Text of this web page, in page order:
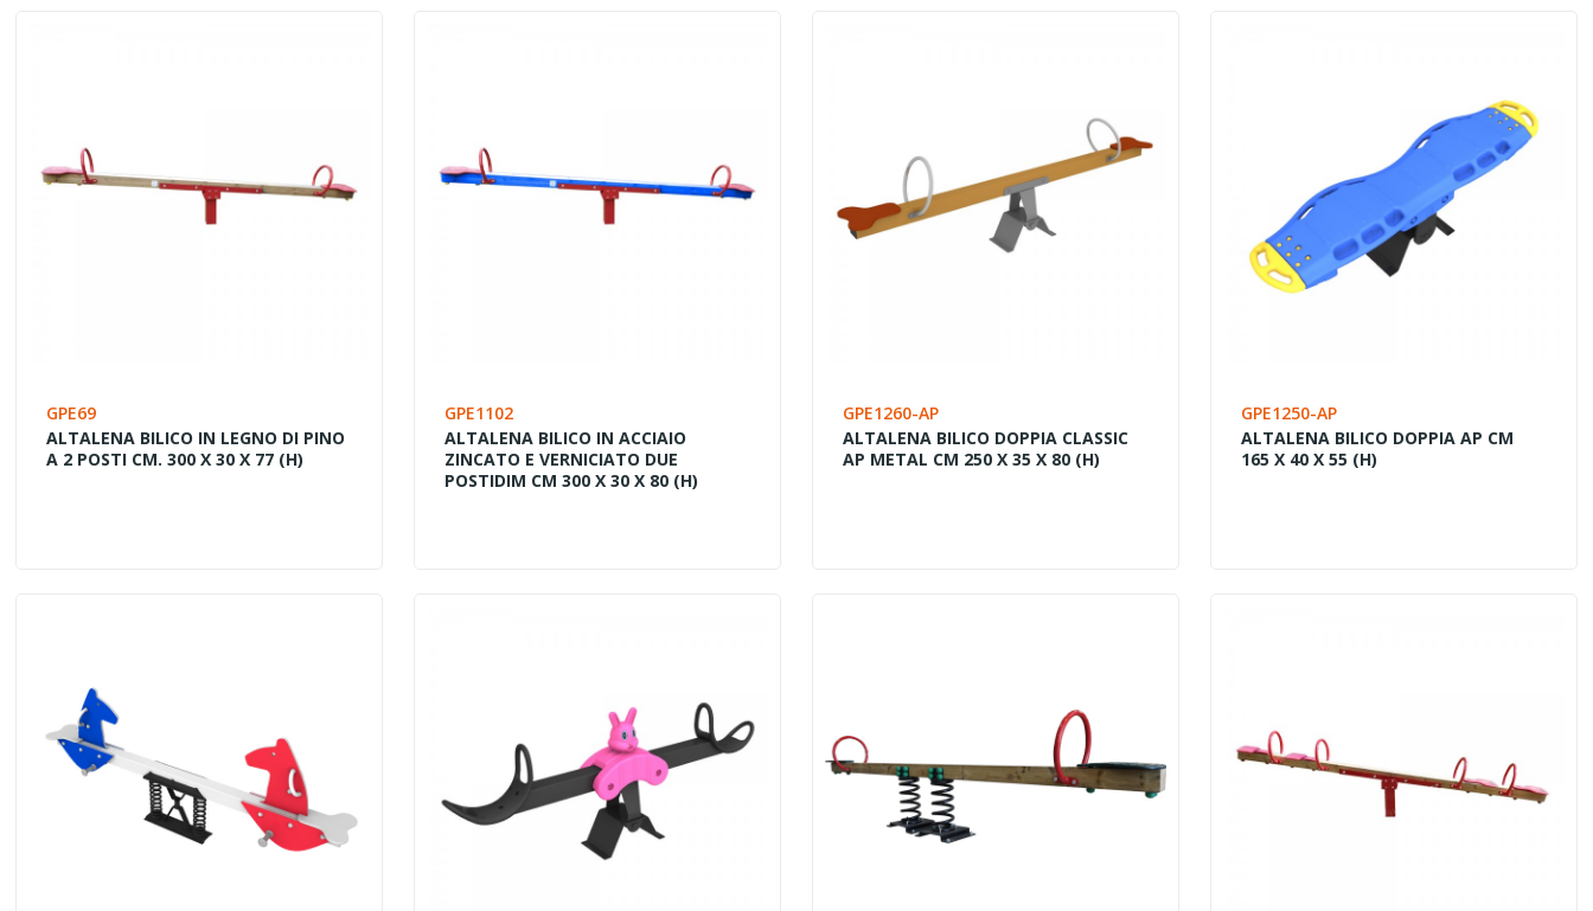
GPE69
ALTALENA BILICO IN LEGNO DI PINO
A 2 POSTI CM. 300 X 30 X 77 (H)
GPE1102
ALTALENA BILICO IN ACCIAIO
ZINCATO E VERNICIATO DUE
POSTIDIM CM 300 X 30 X 80 (H)
GPE1260-AP
ALTALENA BILICO DOPPIA CLASSIC
AP METAL CM 250 X 35 X 80 (H)
GPE1250-AP
ALTALENA BILICO DOPPIA AP CM
165 X 40 X 55 (H)